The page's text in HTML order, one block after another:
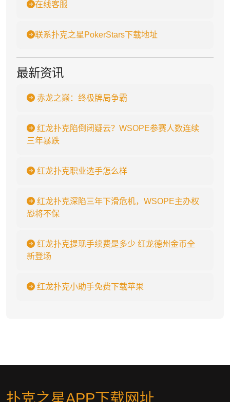
在线客服
联系扑克之星PokerStars下载地址
最新资讯
赤龙之巅：终极牌局争霸
红龙扑克陷倒闭疑云？WSOPE参赛人数连续
三年暴跌
红龙扑克职业选手怎么样
红龙扑克深陷三年下滑危机，WSOPE主办权
恐将不保
红龙扑克提现手续费是多少 红龙德州金币全
新登场
红龙扑克小助手免费下载苹果
扑克之星APP下载网址.